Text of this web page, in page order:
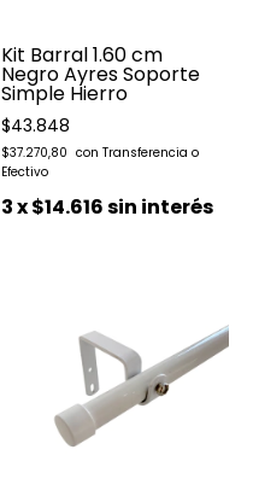
Kit Barral 1.60 cm
Negro Ayres Soporte
Simple Hierro
$43.848
$37.270,80
3x$14.616sin interés